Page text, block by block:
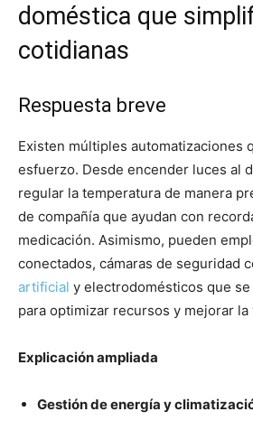
doméstica que
cotidianas
Respuesta breve
Existen múltiples automatizaciones
esfuerzo. Desde encender luces al
regular la temperatura de manera
de compañía que ayudan con
medicación. Asimismo, pueden
conectados, cámaras de seguridad
artificial y electrodomésticos que
para optimizar recursos y mejorar la
Explicación ampliada
Gestión de energía y